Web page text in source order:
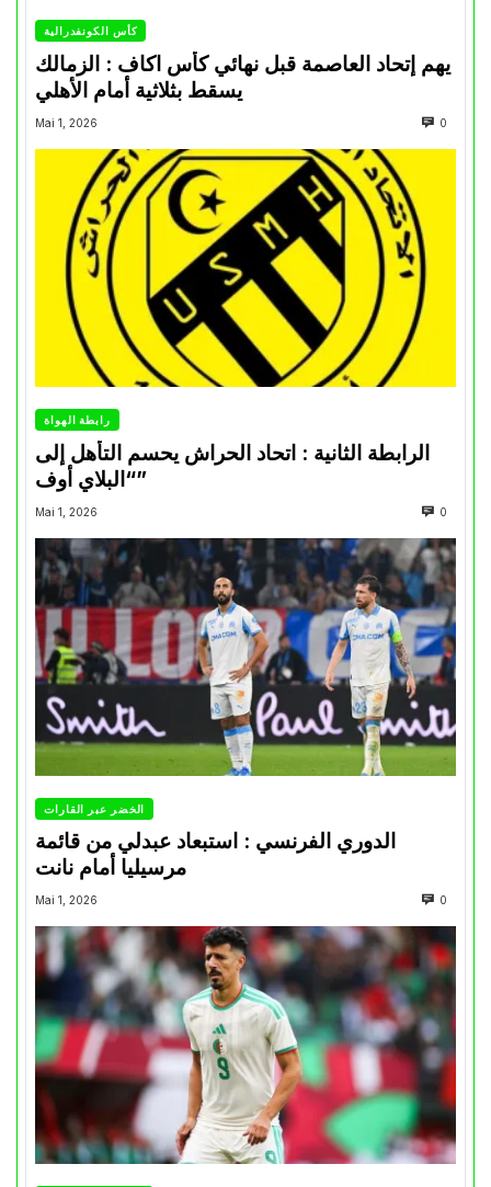
كأس الكونفدرالية
يهم إتحاد العاصمة قبل نهائي كأس اكاف : الزمالك
Mai 1, 2026 0
رابطة الهواة
الرابطة الثانية : اتحاد الحراش يحسم التأهل إلى
“البلاي أوف”
Mai 1, 2026 0
الخضر عبر القارات
الدوري الفرنسي : استبعاد عبدلي من قائمة
مرسيليا أمام نانت
Mai 1, 2026 0